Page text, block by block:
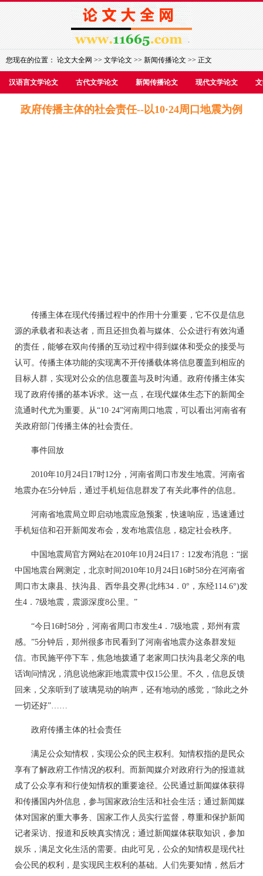
您现在的位置：论文大全网>>文学论文>>新闻传播论文>> 正文
汉语言文学论文 古代文学论文 新闻传播论文 现代文学论文
政府传播主体的社会责任--以10·24周口地震为例
传播主体在现代传播过程中的作用十分重要，它不仅是信息
源的承载者和表达者，而且还担负着与媒体、公众进行有效沟通
的责任，能够在双向传播的互动过程中得到媒体和受众的接受与
认可。传播主体功能的实现离不开传播载体将信息覆盖到相应的
目标人群，实现对公众的信息覆盖与及时沟通。政府传播主体实
现了政府传播的基本诉求。这一点，在现代媒体生态下的新闻全
流通时代尤为重要。从“10·24”河南周口地震，可以看出河南省有
关政府部门传播主体的社会责任。
事件回放
2010年10月24日17时12分，河南省周口市发生地震。河南省
地震办在5分钟后，通过手机短信息群发了有关此事件的信息。
河南省地震局立即启动地震应急预案，快速响应，迅速通过
手机短信和召开新闻发布会，发布地震信息，稳定社会秩序。
中国地震局官方网站在2010年10月24日17：12发布消息：“据
中国地震台网测定，北京时间2010年10月24日16时58分在河南省
周口市太康县、扶沟县、西华县交界(北纬34．0°，东经114.6°)发
生4．7级地震，震源深度8公里。”
“今日16时58分，河南省周口市发生4．7级地震，郑州有震
感。”5分钟后，郑州很多市民看到了河南省地震办这条群发短
信。市民施平停下车，焦急地拨通了老家周口扶沟县老父亲的电
话询问情况，消息说他家距地震震中仅15公里。不久，信息反馈
回来，父亲听到了玻璃晃动的响声，还有地动的感觉，“除此之外
一切还好”……
政府传播主体的社会责任
满足公众知情权，实现公众的民主权利。知情权指的是民众
享有了解政府工作情况的权利。而新闻媒介对政府行为的报道就
成了公众享有和行使知情权的重要途径。公民通过新闻媒体获得
和传播国内外信息，参与国家政治生活和社会生活；通过新闻媒
体对国家的重大事务、国家工作人员实行监督，尊重和保护新闻
记者采访、报道和反映真实情况；通过新闻媒体获取知识，参加
娱乐，满足文化生活的需要。由此可见，公众的知情权是现代社
会公民的权利，是实现民主权利的基础。人们先要知情，然后才